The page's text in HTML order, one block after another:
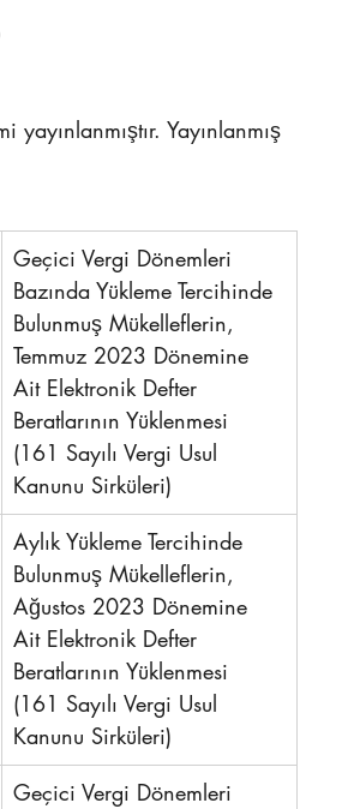
Yayınlanmış
Geçici Vergi Dönemleri
Bazında Yükleme Tercihinde
Bulunmuş Mükelleflerin,
Temmuz 2023 Dönemine
Ait Elektronik Defter
Beratlarının Yüklenmesi
(161 Sayılı Vergi Usul
Kanunu Sirküleri)
Aylık Yükleme Tercihinde
Bulunmuş Mükelleflerin,
Ağustos 2023 Dönemine
Ait Elektronik Defter
Beratlarının Yüklenmesi
(161 Sayılı Vergi Usul
Kanunu Sirküleri)
Geçici Vergi Dönemleri